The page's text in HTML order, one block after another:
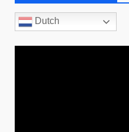
Dutch